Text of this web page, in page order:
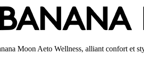
Moon Aeto Wellness, alliant confort et